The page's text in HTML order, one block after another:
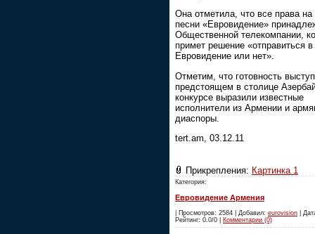
Она отметила, что все права на
песни «Евровидение»
Общественной телекомпании,
примет решение «отправиться
Евровидение или нет».
Отметим, что готовность
предстоящем в столице
конкурсе выразили известные
исполнители из Армении и
диаспоры.
tert.am, 03.12.11
Прикрепления: Картинка 1
Категория:
Евровидение Армения
| Просмотров: 2584 | Добавил: eurovision |
Рейтинг: 0.0/0 | Комментарии (0)